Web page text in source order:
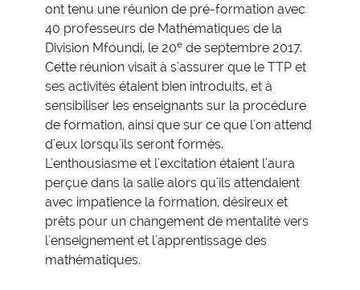
ont tenu une réunion de pré-formation avec
40 professeurs de Mathématiques de la
Division Mfoundi, le 20e de septembre 2017.
Cette réunion visait à s'assurer que le TTP et
ses activités étaient bien introduits, et à
sensibiliser les enseignants sur la procédure
de formation, ainsi que sur ce que l'on attend
d'eux lorsqu'ils seront formés.
L'enthousiasme et l'excitation étaient l'aura
perçue dans la salle alors qu'ils attendaient
avec impatience la formation, désireux et
prêts pour un changement de mentalité vers
l'enseignement et l'apprentissage des
mathématiques.